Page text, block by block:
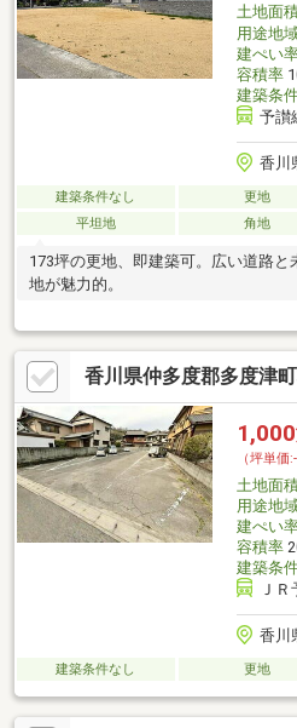
土地面
用途地
建ぺい
容積率
建築条
予讃
香川
建築条件なし 更地
平坦地
角地
173坪の更地、即建築可。広い道路と
地が魅力的。
香川県仲多度郡多度津
1,000
（坪単価:-
土地面
用途地
建ぺい
容積率
建築条
Ｊ
香川
建築条件なし 更地